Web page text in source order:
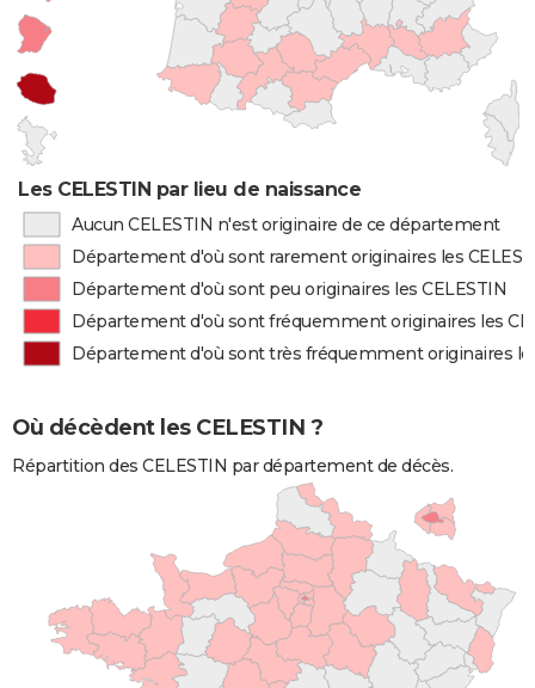
Les CELESTIN par lieu de naissance
Aucun CELESTIN n'est originaire de ce département
Département d'où sont rarement originaires les
Département d'où sont peu originaires les CELESTIN
Département d'où sont fréquemment originaires les
Département d'où sont très fréquemment originaires
Où décèdent les CELESTIN ?
Répartition des CELESTIN par département de décès.